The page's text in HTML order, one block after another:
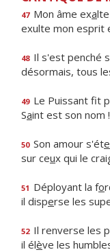
47 Mon âme exa
exulte mon esprit
48 Il s'est penché
désormais, tous
49 Le Puissant fit
Saint est son nom !
50 Son amour s'éte
sur ceux qui le
51 Déployant la fo
il disperse les
52 Il renverse les
il élève les